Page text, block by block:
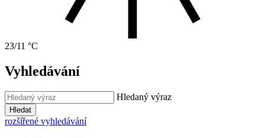
23/11 °C
Vyhledávání
Hledaný výraz
Hledat
rozšířené vyhledávání